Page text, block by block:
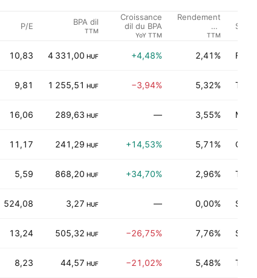
P/E BPA dil
TTM
Croissance
dil du BPA
YoY TTM
Rendement
du
Dividende %
TTM
10,83 4 331,00 HUF +4,48% 2,41%
9,81 1 255,51 HUF −3,94% 5,32%
16,06 289,63 HUF — 3,55%
11,17 241,29 HUF +14,53% 5,71%
5,59 868,20 HUF +34,70% 2,96%
524,08 3,27 HUF — 0,00%
13,24 505,32 HUF −26,75% 7,76%
8,23 44,57 HUF −21,02% 5,48%